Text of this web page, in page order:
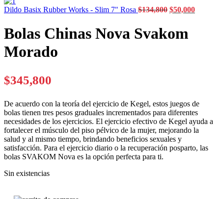
Dildo Basix Rubber Works - Slim 7" Rosa $134,800 $50,000
Bolas Chinas Nova Svakom
Morado
$345,800
De acuerdo con la teoría del ejercicio de Kegel, estos juegos de
bolas tienen tres pesos graduales incrementados para diferentes
necesidades de los ejercicios. El ejercicio efectivo de Kegel ayuda a
fortalecer el músculo del piso pélvico de la mujer, mejorando la
salud y al mismo tiempo, brindando beneficios sexuales y
satisfacción. Para el ejercicio diario o la recuperación posparto, las
bolas SVAKOM Nova es la opción perfecta para ti.
Sin existencias